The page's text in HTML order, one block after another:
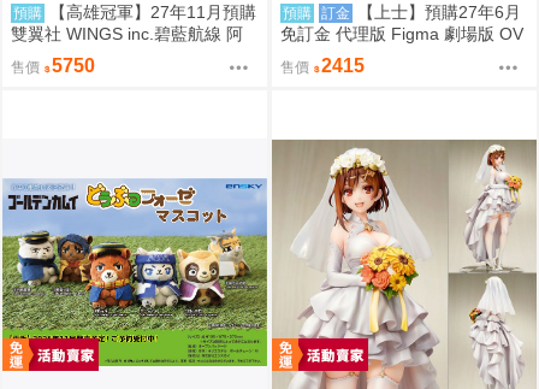
預購
【高雄冠軍】27年11月預購
雙翼社 WINGS inc.碧藍航線 阿
爾比恩 銀月下的夜之眷屬 1/7 免
訂金
售價 5750
預購 訂金
【上士】預購27年6月
免訂金 代理版 Figma 劇場版 OV
ERLORD 聖王國篇 雅兒貝德
售價 2415